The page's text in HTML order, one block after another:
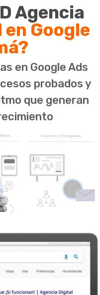
Agencia
Google
en Google Ads
probados y
que generan